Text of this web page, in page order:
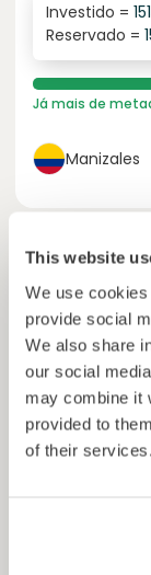
This website
We use
provide social
We also share
our social
may combine it
provided to
of their services.
6.1%
juro anual
Investido =
Reservado =
Já mais de
Manizales
Financiado
Instalação